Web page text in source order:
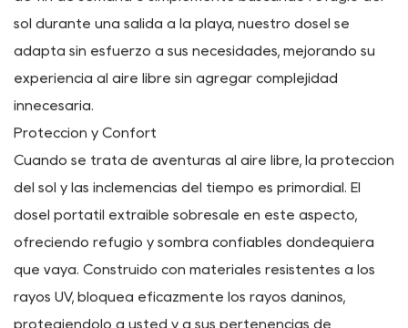
sus aventuras.
Comodidad redefinida
Dígale adiós a las configuraciones engorrosas y al
equipo voluminoso: nuestra cubierta extraíble permite
un transporte rápido y sin complicaciones, lo que le
permite embarcarse en salidas espontáneas con
facilidad. Ya sea que esté viajando para una escapada
de fin de semana o simplemente buscando refugio del
sol durante una salida a la playa, nuestro dosel se
adapta sin esfuerzo a sus necesidades, mejorando su
experiencia al aire libre sin agregar complejidad
innecesaria.